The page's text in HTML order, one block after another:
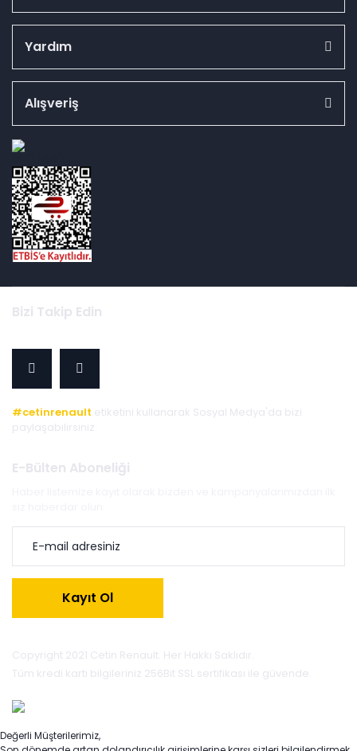
Yardım
Alışveriş
Bizi Takip Edin
#cetinrenault etiketini kullanarak Sosyal Medya'da bizi
paylaşabilirsiniz.
E-Bülten Aboneliği
Kayıt Ol
Copyright 2021 Cetin Renault. Her Hakkı Saklıdır.
Tüm kredi kartı bilgileriniz 256Bit SSL sertifikası ile güvende.
Değerli Müşterilerimiz,